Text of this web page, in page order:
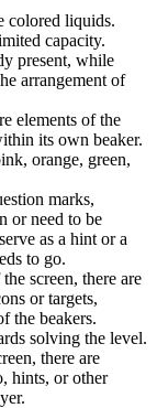
colored liquids.
capacity.
present, while
arrangement of
elements of the
its own beaker.
orange, green,
marks,
or need to be
as a hint or a
to go.
screen, there are
or targets,
the beakers.
solving the level.
there are
hints, or other